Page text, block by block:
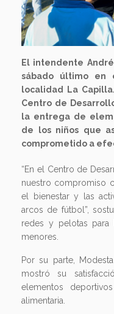
El intendente
sábado último en
localidad La
Centro de
la entrega de
de los niños que
comprometido a
“En el Centro de
nuestro compromiso
el bienestar y las
arcos de fútbol”,
redes y pelotas
menores.
Por su parte,
mostró su
elementos
alimentaria.